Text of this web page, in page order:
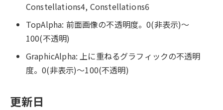
Constellations4, Constellations6
TopAlpha: 前面画像の不透明度。0(非表示)～
100(不透明)
GraphicAlpha: 上に重ねるグラフィックの不透明
度。0(非表示)～100(不透明)
更新日